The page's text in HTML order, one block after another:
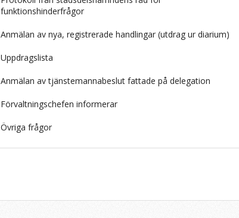
funktionshinderfrågor
Anmälan av nya, registrerade handlingar (utdrag ur diarium)
Uppdragslista
Anmälan av tjänstemannabeslut fattade på delegation
Förvaltningschefen informerar
Övriga frågor